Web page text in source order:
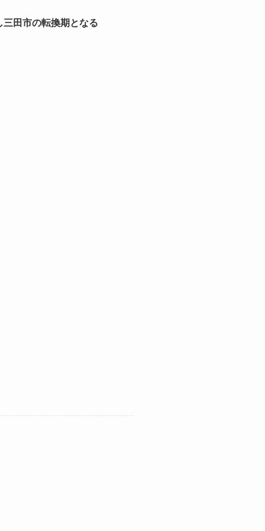
田市の転換期となる